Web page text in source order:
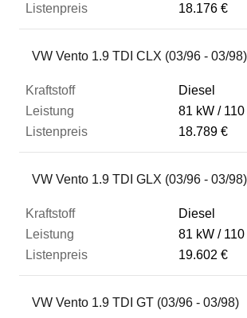
18.176 €
VW Vento 1.9 TDI CLX (03/96 - 03/98)
Diesel
81 kW
18.789 €
VW Vento 1.9 TDI GLX (03/96 - 03/98)
Diesel
81 kW
19.602 €
VW Vento 1.9 TDI GT (03/96 - 03/98)